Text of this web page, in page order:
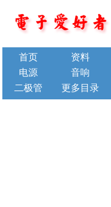
首页 资料
电源
音响
二极管
更多目录